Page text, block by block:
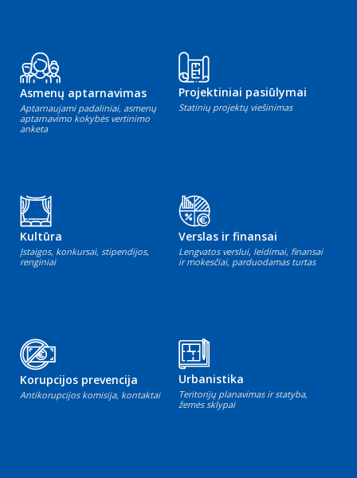
Asmenų aptarnavimas
Aptarnaujami padaliniai, asmenų
aptarnavimo kokybės vertinimo
anketa
Projektiniai pasiūlymai
Statinių projektų viešinimas
Kultūra
Įstaigos, konkursai, stipendijos,
renginiai
Verslas ir finansai
Lengvatos verslui, leidimai, finansai
ir mokesčiai, parduodamas turtas
Korupcijos prevencija
Antikorupcijos komisija, kontaktai
Urbanistika
Teritorijų planavimas ir statyba,
žemės sklypai